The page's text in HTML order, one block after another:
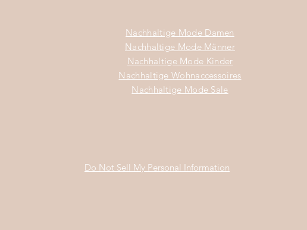
Nachhaltige Mode Damen
Nachhaltige Mode Männer
Nachhaltige Mode Kinder
Nachhaltige Wohnaccessoires
Nachhaltige Mode Sale
Do Not Sell My Personal Information